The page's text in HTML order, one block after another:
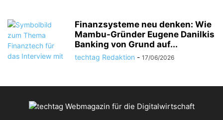
Finanzsysteme neu denken: Wie
Mambu-Gründer Eugene Danilkis
Banking von Grund auf...
techtag Redaktion - 17/06/2026